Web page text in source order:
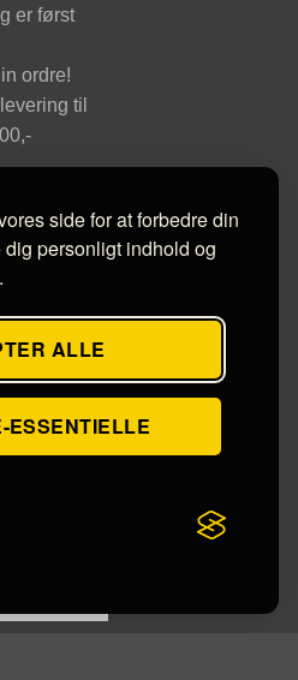
side for at forbedre din
personligt indhold og
ALLE
ESSENTIELLE
er først
ordre!
til